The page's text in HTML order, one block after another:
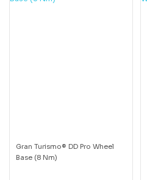
Gran Turismo® DD Pro Wheel
Base (8 Nm)